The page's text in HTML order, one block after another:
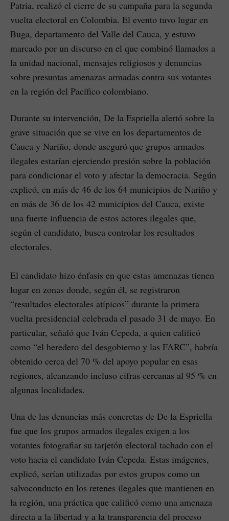
Patria, realizó el cierre de su campaña para la segunda
vuelta electoral en Colombia. El evento tuvo lugar en
Buga, departamento del Valle del Cauca, y estuvo
marcado por un discurso en el que combinó llamados a
la unidad nacional, mensajes religiosos y denuncias
sobre presuntas amenazas armadas contra sus votantes
en la región del Pacífico colombiano.
Durante su intervención, De la Espriella alertó sobre la
grave situación que se vive en los departamentos de
Cauca y Nariño, donde aseguró que grupos armados
ilegales estarían ejerciendo presión sobre la población
para condicionar el voto y afectar la democracia. Según
explicó, en más de 46 de los 64 municipios de Nariño y
en más de 36 de los 42 municipios del Cauca, existe
una fuerte influencia de estos actores ilegales que,
según el candidato, busca controlar los resultados
electorales.
El candidato hizo énfasis en que estas amenazas tienen
lugar en zonas donde, según él, se registraron
“resultados electorales atípicos” durante la primera
vuelta presidencial celebrada el pasado 31 de mayo. En
particular, señaló que Iván Cepeda, a quien calificó
como “el heredero del desgobierno y las FARC”, habría
obtenido cerca del 70 % del apoyo popular en esas
regiones, alcanzando incluso cifras cercanas al 95 % en
algunas localidades.
Una de las denuncias más concretas de De la Espriella
fue que los grupos armados ilegales exigen a los
votantes fotografiar su tarjetón electoral tachado con el
voto hacia el candidato Iván Cepeda. Estas imágenes,
explicó, serían utilizadas por estos grupos como un
salvoconducto en los retenes ilegales que mantienen en
la región, una práctica que calificó como una amenaza
directa a la libertad y a la transparencia del proceso